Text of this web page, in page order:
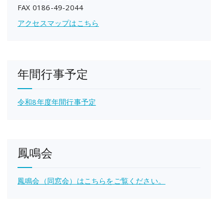
FAX 0186-49-2044
アクセスマップはこちら
年間行事予定
令和8年度年間行事予定
鳳鳴会
鳳鳴会（同窓会）はこちらをご覧ください。